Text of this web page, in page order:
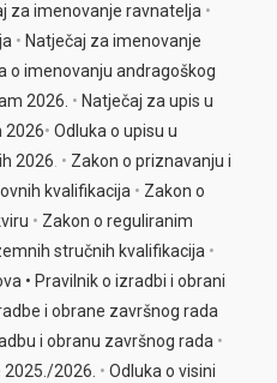
za imenovanje ravnatelja •
• Natječaj za imenovanje
o imenovanju andragoškog
2026. • Natječaj za upis u
2026• Odluka o upisu u
2026 . • Zakon o priznavanju i
kvalifikacija • Zakon o
• Zakon o reguliranim
stručnih kvalifikacija •
• Pravilnik o izradbi i obrani
i obrane završnog rada
i obranu završnog rada •
2026. • Odluka o visini